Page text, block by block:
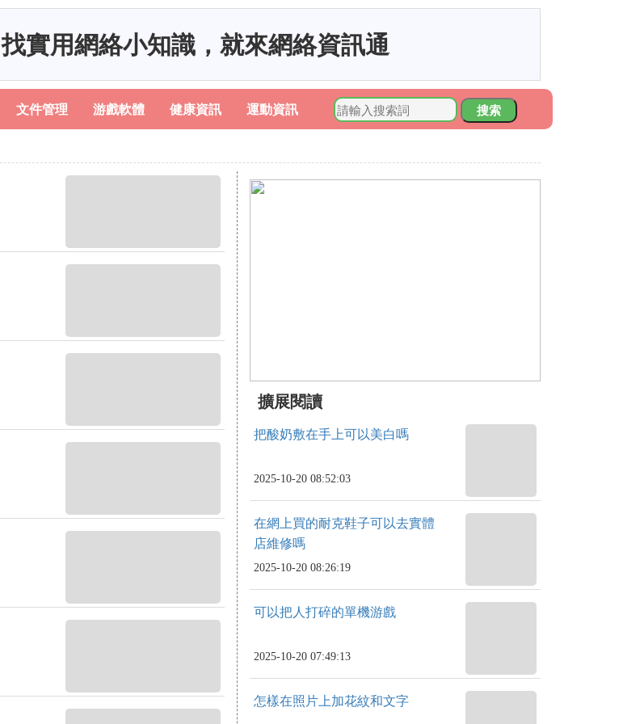
找實用網絡小知識，就來網絡資訊通
文件管理 游戲軟體 健康資訊 運動資訊
搜索
擴展閱讀
把酸奶敷在手上可以美白嗎
2025-10-20 08:52:03
在網上買的耐克鞋子可以去實體
店維修嗎
2025-10-20 08:26:19
可以把人打碎的單機游戲
2025-10-20 07:49:13
怎樣在照片上加花紋和文字